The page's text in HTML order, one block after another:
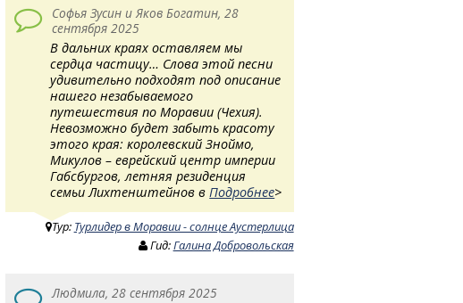
Софья Зусин и Яков Богатин, 28
сентября 2025
В дальних краях оставляем мы
сердца частицу… Слова этой песни
удивительно подходят под описание
нашего незабываемого
путешествия по Моравии (Чехия).
Невозможно будет забыть красоту
этого края: королевский Зноймо,
Микулов – еврейский центр империи
Габсбургов, летняя резиденция
семьи Лихтенштейнов вПодробнее>
Тур: Турлидер в Моравии - солнце Аустерлица
Гид:Галина Добровольская
Людмила, 28 сентября 2025